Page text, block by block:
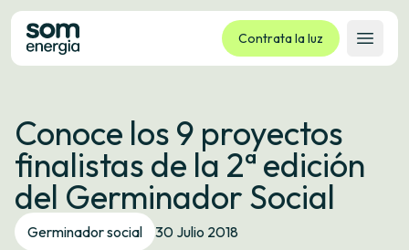
Contrata la luz
Abrir
Tarifas
Servicios
Empresas
La cooperativa
Contacto
Conoce los 9 proyectos
finalistas de la 2ª edición
del Germinador Social
Germinador social 30 Julio 2018